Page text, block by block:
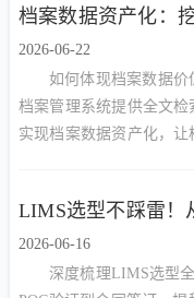
档案数据资产化：
2026-06-22
如何体现档案数据
档案管理系统提供全文
实现档案数据资产化，让
LIMS选型不踩雷！
2026-06-16
深度梳理LIMS选型